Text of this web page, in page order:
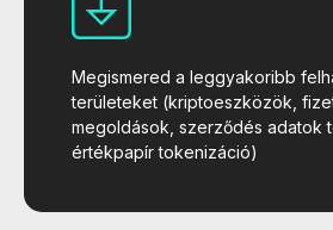
Megismered a leggyakoribb
területeket (kriptoeszközök,
megoldások, szerződés adatok
értékpapír tokenizáció)